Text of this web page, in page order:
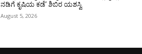
ನಡಿಗೆ ಕೃಷಿಯ ಕಡೆ’ ಶಿಬಿರ ಯಶಸ್ವಿ
August 5, 2026